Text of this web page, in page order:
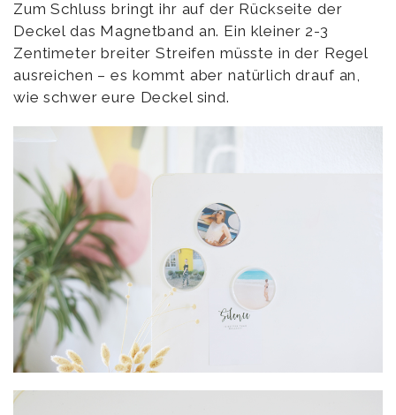
Zum Schluss bringt ihr auf der Rückseite der
Deckel das Magnetband an. Ein kleiner 2-3
Zentimeter breiter Streifen müsste in der Regel
ausreichen – es kommt aber natürlich drauf an,
wie schwer eure Deckel sind.